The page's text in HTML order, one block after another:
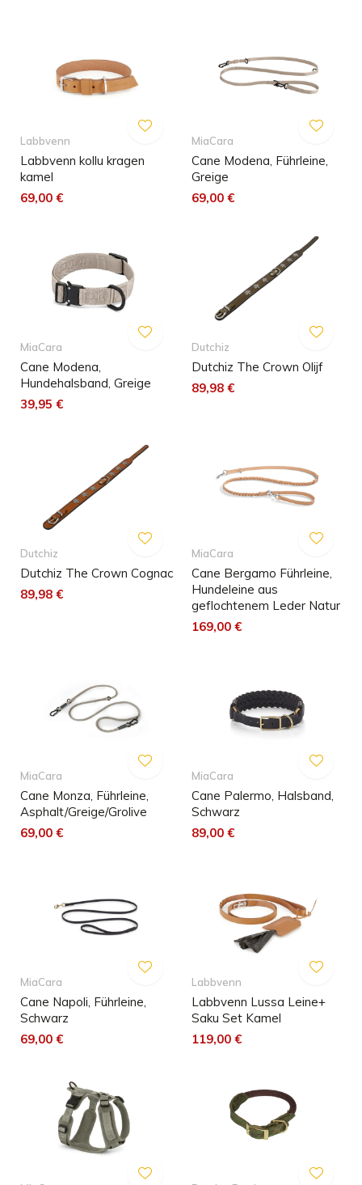
Labbvenn
Labbvenn kollu kragen
kamel
69,00 €
MiaCara
Cane Modena, Führleine,
Greige
69,00 €
MiaCara
Cane Modena,
Hundehalsband, Greige
39,95 €
Dutchiz
Dutchiz The Crown Olijf
89,98 €
Dutchiz
Dutchiz The Crown Cognac
89,98 €
MiaCara
Cane Bergamo Führleine,
Hundeleine aus
geflochtenem Leder Natur
169,00 €
MiaCara
Cane Monza, Führleine,
Asphalt/Greige/Grolive
69,00 €
MiaCara
Cane Palermo, Halsband,
Schwarz
89,00 €
MiaCara
Cane Napoli, Führleine,
Schwarz
69,00 €
Labbvenn
Labbvenn Lussa Leine+
Saku Set Kamel
119,00 €